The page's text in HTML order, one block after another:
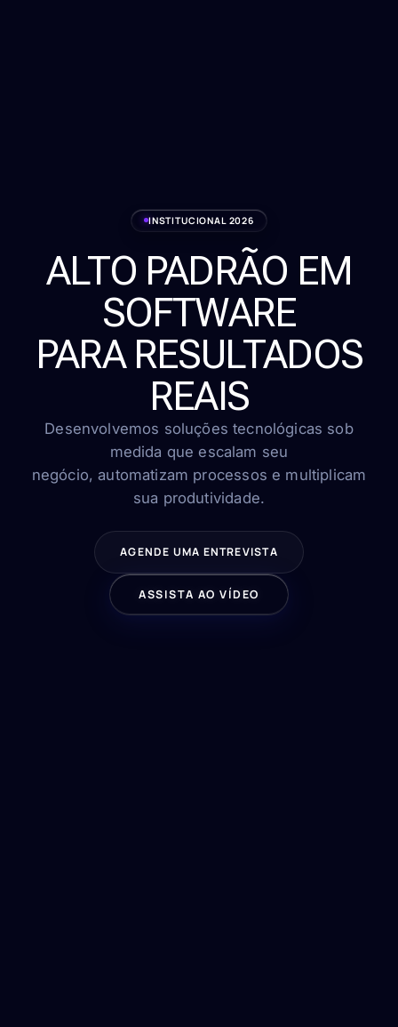
Serviços
Sobre
Clientes
Contato
FALE CONOSCO
INSTITUCIONAL 2026
ALTO PADRÃO EM
SOFTWARE
PARA RESULTADOS
REAIS
Desenvolvemos soluções tecnológicas sob
medida que escalam seu
negócio, automatizam processos e multiplicam
sua produtividade.
AGENDE UMA ENTREVISTA
ASSISTA AO VÍDEO